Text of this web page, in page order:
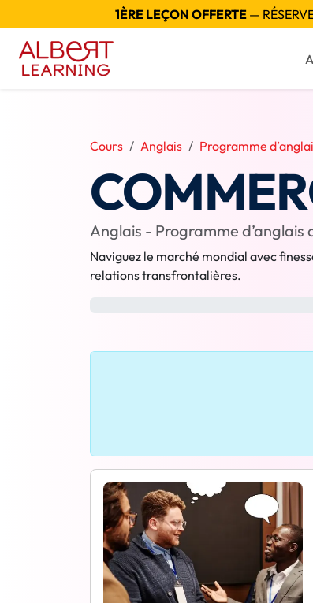
1ÈRE LEÇON OFFERTE—
Cours Anglais Programme
Anglais - Programme d’anglais
Naviguez le marché mondial avec
relations transfrontalières.